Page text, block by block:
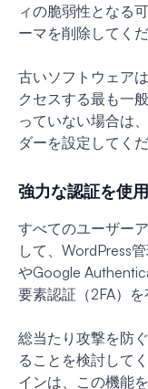
ィの脆弱性となる
ーマを削除してくだ
古いソフトウェア
クセスする最も一
っていない場合は
ダーを設定してくだ
強力な認証を使
すべてのユーザー
して、WordPress
やGoogle
要素認証（2FA）を
総当たり攻撃を防
ることを検討して
インは、この機能